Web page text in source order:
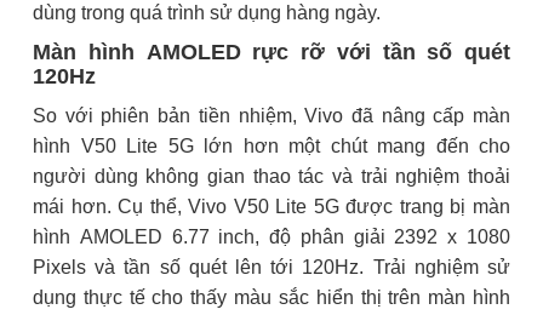
dùng trong quá trình sử dụng hàng ngày.
Màn hình AMOLED rực rỡ với tần số quét
120Hz
So với phiên bản tiền nhiệm, Vivo đã nâng cấp màn
hình V50 Lite 5G lớn hơn một chút mang đến cho
người dùng không gian thao tác và trải nghiệm thoải
mái hơn. Cụ thể, Vivo V50 Lite 5G được trang bị màn
hình AMOLED 6.77 inch, độ phân giải 2392 x 1080
Pixels và tần số quét lên tới 120Hz. Trải nghiệm sử
dụng thực tế cho thấy màu sắc hiển thị trên màn hình